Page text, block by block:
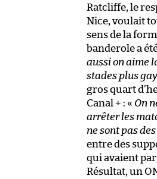
Ratcliffe, le
Nice, voulait
sens de la
banderole a
aussi on aime
stades plus gay
gros quart
Canal + : « On
arrêter les
ne sont pas
entre des
qui avaient
Résultat, un